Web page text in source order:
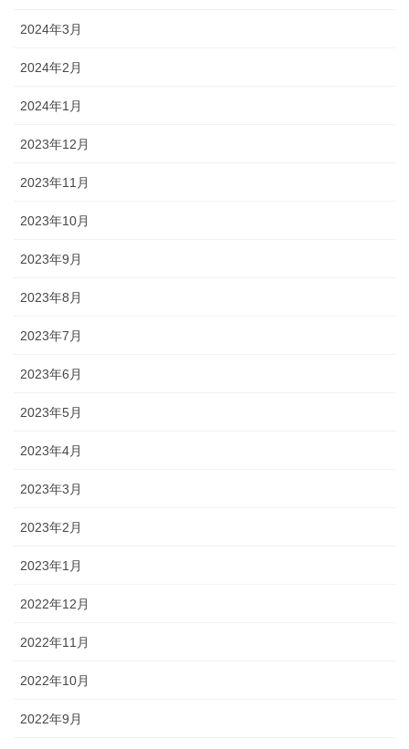
2024年3月
2024年2月
2024年1月
2023年12月
2023年11月
2023年10月
2023年9月
2023年8月
2023年7月
2023年6月
2023年5月
2023年4月
2023年3月
2023年2月
2023年1月
2022年12月
2022年11月
2022年10月
2022年9月